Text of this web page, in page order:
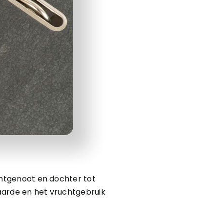
en dochter tot
en het vruchtgebruik